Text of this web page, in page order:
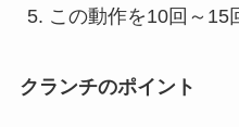
この動作を10回～15
クランチのポイント